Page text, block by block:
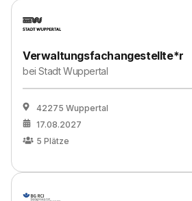
Verwaltungsfachangestellte*r
beiStadt Wuppertal
42275 Wuppertal
17.08.2027
5 Plätze